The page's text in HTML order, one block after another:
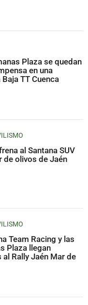
Plaza se quedan
en una
TT Cuenca
al Santana SUV
de olivos de Jaén
Team Racing y las
Plaza llegan
al Rally Jaén Mar de